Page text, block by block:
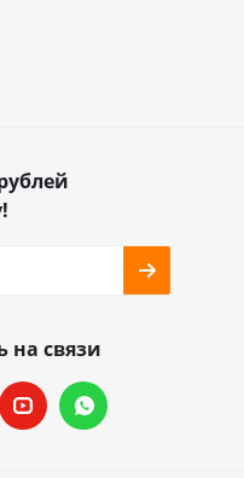
на связи